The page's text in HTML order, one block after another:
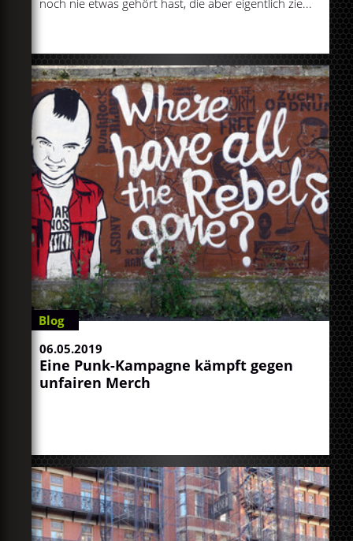
noch nie etwas gehört hast, die aber eigentlich zie...
Blog
06.05.2019
Eine Punk-Kampagne kämpft gegen
unfairen Merch